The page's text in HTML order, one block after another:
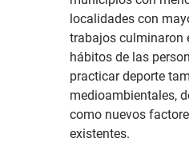
localidades con
trabajos culminaron
hábitos de las
practicar deporte
medioambientales,
como nuevos
existentes.